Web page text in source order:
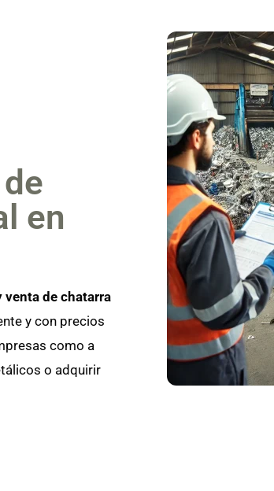
en
venta de chatarra
y con precios
como a
o adquirir